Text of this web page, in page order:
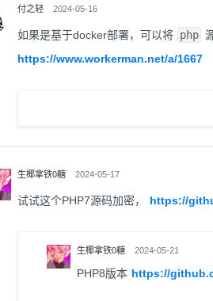
付之轻 2024-05-16
如果是基于docker部署，可以将 php
https://www.workerman.net/a/1667
生椰拿铁0糖 2024-05-17
试试这个PHP7源码加密， https://
生椰拿铁0糖 2024-05-21
PHP8版本 https://